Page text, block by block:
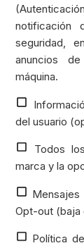
notificación
seguridad,
anuncios
máquina.
del usuario
Todos
marca y la
Mensajes
Opt-out (baja
Política